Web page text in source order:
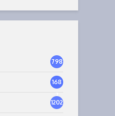
798
168
7
1202